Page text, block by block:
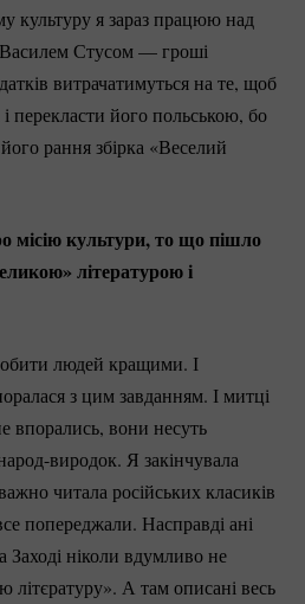
культуру я зараз працюю над
Стусом — гроші
витрачатимуться на те, щоб
перекласти його польською, бо
рання збірка «Веселий
культури, то що пішло
літературою і
людей кращими. І
з цим завданням. І митці
впорались, вони несуть
виродок. Я закінчувала
читала російських класиків
попереджали. Насправді ані
Заході ніколи вдумливо не
літєратуру». А там описані весь